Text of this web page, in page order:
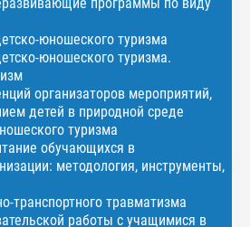
юношеского туризма
юношеского туризма.
организаторов мероприятий,
детей в природной среде
туризма
обучающихся в
методология, инструменты,
транспортного травматизма
работы с учащимися в